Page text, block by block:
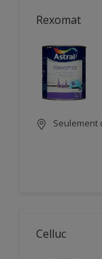
Rexomat
Seulement
Celluc